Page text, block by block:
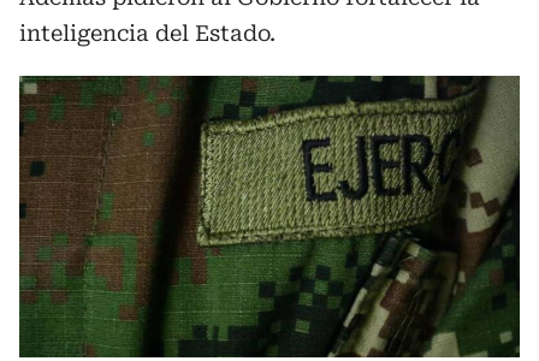
inteligencia del Estado.